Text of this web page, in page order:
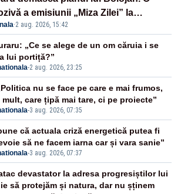
a emisiunii „Miza Zilei” la
·2 aug. 2026, 15:42
-2 aug. 2026, 23:25
„Ce se alege de un om căruia i se
lui portiță?”
-3 aug. 2026, 07:35
nu se face pe care e mai frumos,
care țipă mai tare, ci pe proiecte”
-3 aug. 2026, 07:37
că actuala criză energetică putea fi
să ne facem iarna car și vara sanie”
devastator la adresa progresiștilor lui
să protejăm și natura, dar nu șținem